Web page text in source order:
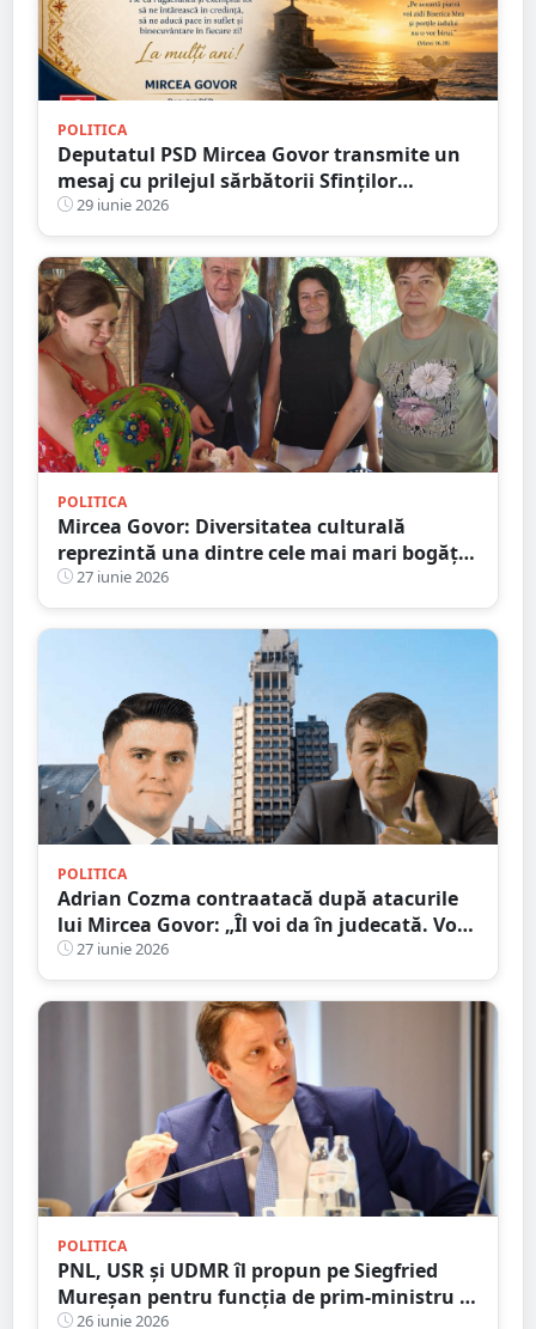
POLITICA
Deputatul PSD Mircea Govor transmite un
mesaj cu prilejul sărbătorii Sfinților
Apostoli Petru și Pavel
29 iunie 2026
POLITICA
Mircea Govor: Diversitatea culturală
reprezintă una dintre cele mai mari bogății
ale județului Satu Mare
27 iunie 2026
POLITICA
Adrian Cozma contraatacă după atacurile
lui Mircea Govor: „Îl voi da în judecată. Voi
cere inclusiv o expertiză psihiatrică”
27 iunie 2026
POLITICA
PNL, USR și UDMR îl propun pe Siegfried
Mureșan pentru funcția de prim-ministru al
României
26 iunie 2026